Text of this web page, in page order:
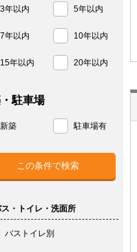
3年以内 5年以内
7年以内 10年以内
15年以内 20年以内
駐車場
新築 駐車場有
・トイレ・洗面所
バストイレ別